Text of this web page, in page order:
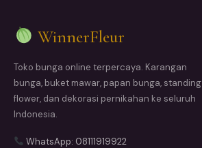
WinnerFleur
Toko bunga online terpercaya. Karangan
bunga, buket mawar, papan bunga, standing
flower, dan dekorasi pernikahan ke seluruh
Indonesia.
WhatsApp: 08111919922